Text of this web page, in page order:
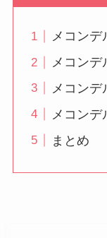
メコンデ
メコンデ
メコンデ
メコンデ
まとめ